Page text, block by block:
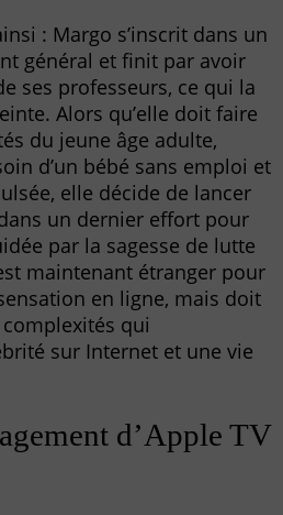
: Margo s’inscrit dans un
général et finit par avoir
ses professeurs, ce qui la
Alors qu’elle doit faire
du jeune âge adulte,
d’un bébé sans emploi et
elle décide de lancer
un dernier effort pour
par la sagesse de lutte
maintenant étranger pour
en ligne, mais doit
qui
sur Internet et une vie
d’Apple TV